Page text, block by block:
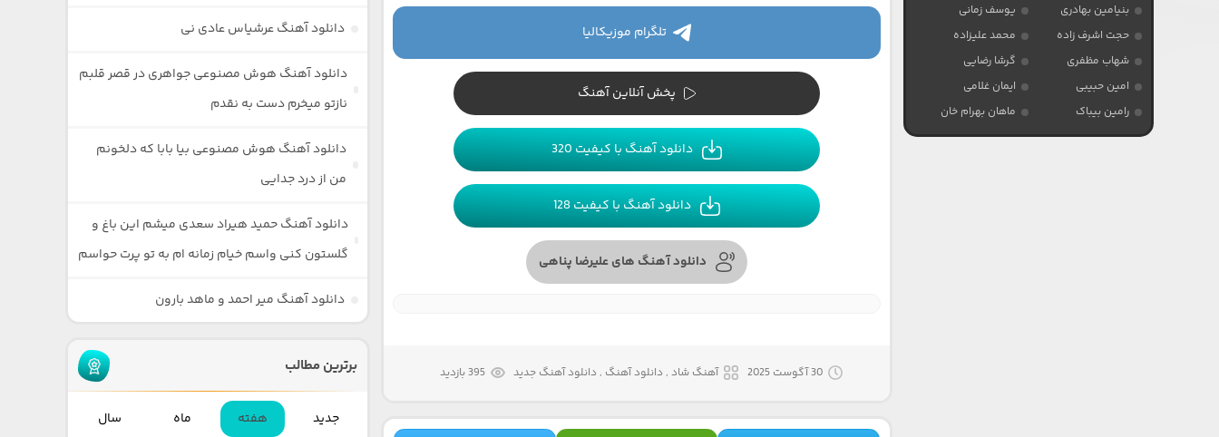
تلگرام موزیکالیا
پخش آنلاین آهنگ
دانلود آهنگ با کیفیت 320
دانلود آهنگ با کیفیت 128
دانلود آهنگ های علیرضا پناهی
30 آگوست 2025 آهنگ شاد , دانلود آهنگ , دانلود آهنگ جدید 395 بازدید
بنیامین بهادری
یوسف زمانی
حجت اشرف زاده
محمد علیزاده
شهاب مظفری
گرشا رضایی
امین حبیبی
ایمان غلامی
رامین بیباک
ماهان بهرام خان
دانلود آهنگ عرشیاس عادی نی
دانلود آهنگ هوش مصنوعی جواهری در قصر قلبم
نازتو میخرم دست به نقدم
دانلود آهنگ هوش مصنوعی بیا بابا که دلخونم
من از درد جدایی
دانلود آهنگ حمید هیراد سعدی میشم این باغ و
گلستون کنی واسم خیام زمانه ام به تو پرت حواسم
دانلود آهنگ میر احمد و ماهد بارون
برترین مطالب
جدید هفته ماه سال